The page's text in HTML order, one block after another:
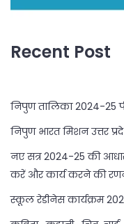
Recent Post
निपुण तालिका 2024-25
निपुण भारत मिशन उत्तर
नए सत्र 2024-25 की
करें और कार्य करने की
स्कूल रेडीनेस कार्यक्रम